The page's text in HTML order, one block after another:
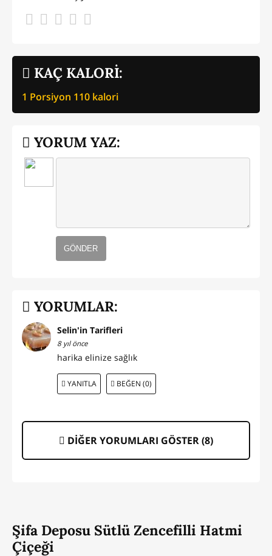
KAÇ KALORİ:
1 Porsiyon 110 kalori
YORUM YAZ:
GÖNDER
YORUMLAR:
Selin'in Tarifleri
8 yıl önce
harika elinize sağlık
YANITLA BEĞEN (0)
DİĞER YORUMLARI GÖSTER (8)
Şifa Deposu Sütlü Zencefilli Hatmi
Çiçeği